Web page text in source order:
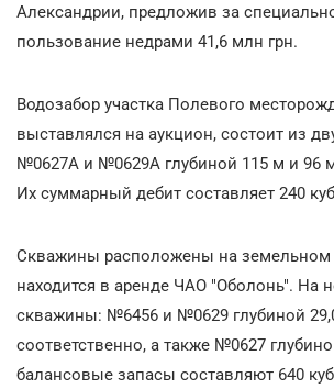
Александрии, предложив за
пользование недрами 41,6 млн грн.
Водозабор участка Полевого
выставлялся на аукцион, состоит из
№0627А и №0629А глубиной 115 м и 96
Их суммарный дебит составляет 240
Скважины расположены на земельном
находится в аренде ЧАО "Оболонь". На
скважины: №6456 и №0629 глубиной
соответственно, а также №0627
балансовые запасы составляют 640